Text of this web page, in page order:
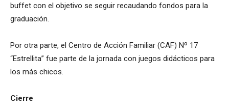
buffet con el objetivo se seguir recaudando fondos para la
graduación.
Por otra parte, el Centro de Acción Familiar (CAF) Nº 17
“Estrellita” fue parte de la jornada con juegos didácticos para
los más chicos.
Cierre